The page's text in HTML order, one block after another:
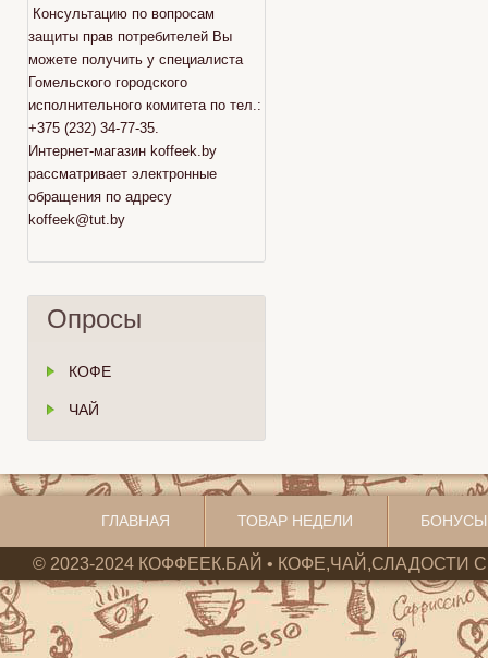
Консультацию по вопросам
защиты прав потребителей Вы
можете получить у специалиста
Гомельского городского
исполнительного комитета по тел.:
+375 (232) 34-77-35.
Интернет-магазин koffeek.by
рассматривает электронные
обращения по адресу
koffeek@tut.by
Опросы
КОФЕ
ЧАЙ
ГЛАВНАЯ ТОВАР НЕДЕЛИ
© 2023-2024 КОФФЕЕК.БАЙ • КОФЕ,ЧАЙ,СЛАДОСТИ С